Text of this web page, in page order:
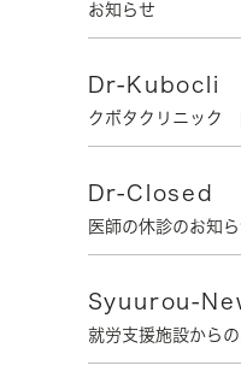
お知らせ
Dr-Kubocli
クボタクリニック
Dr-Closed
医師の休診のお知
Syuurou-
就労支援施設から